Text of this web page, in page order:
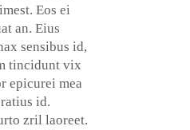
Eos ei
an. Eius
sensibus id,
tincidunt vix
epicurei mea
id.
zril laoreet.